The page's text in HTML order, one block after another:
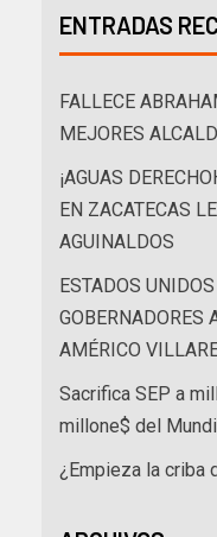
ENTRADAS
FALLECE
MEJORES
¡AGUAS
EN ZACATECAS
AGUINALDOS
ESTADOS
GOBERNADORES
AMÉRICO
Sacrifica SEP a
millone$ del
¿Empieza la criba